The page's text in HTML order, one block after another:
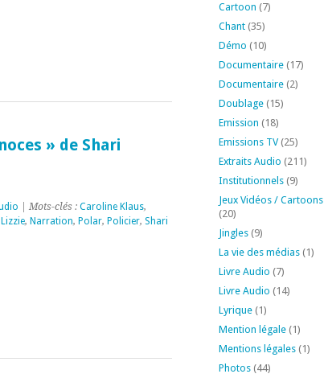
» de Shari
| Mots-clés : Caroline Klaus,
Lizzie, Narration, Polar, Policier, Shari
Cartoon (7)
Chant(35)
Démo (10)
Documentaire(17)
Documentaire(2)
Doublage(15)
Emission (18)
Emissions TV(25)
Extraits Audio (211)
Institutionnels(9)
Jeux Vidéos / Cartoons
(20)
Jingles(9)
La vie des médias(1)
Livre Audio (7)
Livre Audio (14)
Lyrique(1)
Mention légale(1)
Mentions légales(1)
Photos(44)